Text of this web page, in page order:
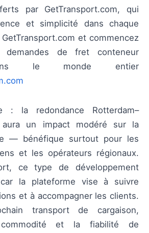
par GetTransport.com, qui
et simplicité dans chaque
et commencez
de fret conteneur
le monde entier
: la redondance Rotterdam–
aura un impact modéré sur la
— bénéfique surtout pour les
et les opérateurs régionaux.
ce type de développement
la plateforme vise à suivre
et à accompagner les clients.
transport de cargaison,
et la fiabilité de